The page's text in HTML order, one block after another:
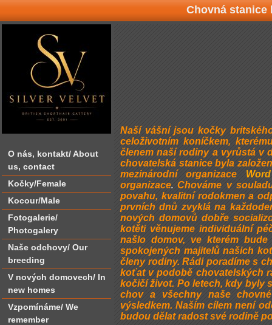
Chovná stanice
O nás‚ kontakt/ About
us‚ contact
Kočky/Female
Kocour/Male
Fotogalerie/
Photogalery
Naše odchovy/ Our
breeding
V nových domovech/ In
new homes
Vzpomínáme/ We
remember
Naší vášní jsou kočky
celoživotním koníčkem,
členem naší rodiny a vyrůstá v
chovatelská stanice byla
mezinárodní organizace
organizace. Chováme v
povahu, kvalitní rodokmen a
prvních dnů zvyklá na
nových domovů dobře
kotěti věnujeme individuální
našlo domov, ve kterém
spokojených majitelů našich
členy rodiny. Rádi poradíme s
koťat v podobě chovatelských
kočičí život. Po letech, kdy byly
chov a všechny naše
výsledkem.Naším cílem není
budou dělat radost své rodině